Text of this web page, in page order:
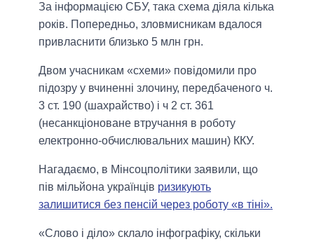
За інформацією СБУ, така схема діяла кілька
років. Попередньо, зловмисникам вдалося
привласнити близько 5 млн грн.
Двом учасникам «схеми» повідомили про
підозру у вчиненні злочину, передбаченого ч.
3 ст. 190 (шахрайство) і ч 2 ст. 361
(несанкціоноване втручання в роботу
електронно-обчислювальних машин) ККУ.
Нагадаємо, в Мінсоцполітики заявили, що
пів мільйона українців ризикують
залишитися без пенсій через роботу «в тіні».
«Слово і діло» склало інфографіку, скільки